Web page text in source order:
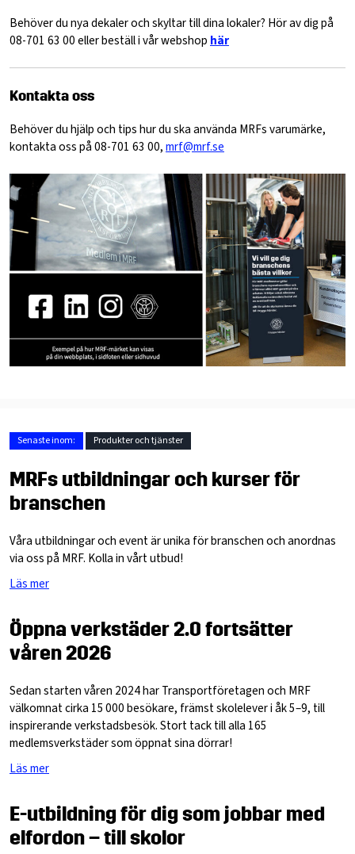
Behöver du nya dekaler och skyltar till dina lokaler? Hör av dig på
08-701 63 00 eller beställ i vår webshop här
Kontakta oss
Behöver du hjälp och tips hur du ska använda MRFs varumärke,
kontakta oss på 08-701 63 00,mrf@mrf.se
Senaste inom: Produkter och tjänster
MRFs utbildningar och kurser för
branschen
Våra utbildningar och event är unika för branschen och anordnas
via oss på MRF. Kolla in vårt utbud!
Läs mer
Öppna verkstäder 2.0 fortsätter
våren 2026
Sedan starten våren 2024 har Transportföretagen och MRF
välkomnat cirka 15 000 besökare, främst skolelever i åk 5–9, till
inspirerande verkstadsbesök. Stort tack till alla 165
medlemsverkstäder som öppnat sina dörrar!
Läs mer
E-utbildning för dig som jobbar med
elfordon – till skolor